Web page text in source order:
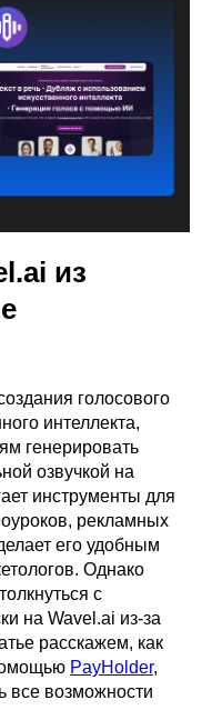
из
голосового
интеллекта,
генерировать
озвучкой на
инструменты для
рекламных
его удобным
Однако
с
на Wavel.ai из-за
расскажем, как
PayHolder,
все возможности